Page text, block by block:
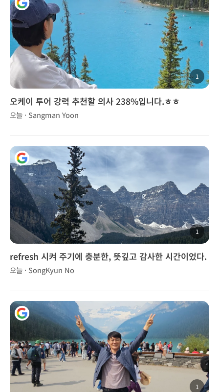
1
오케이 투어 강력 추천할 의사 238%입니다.ㅎㅎ
오늘 · Sangman Yoon
1
refresh 시켜 주기에 충분한, 뜻깊고 감사한 시간이었다.
오늘 · SongKyun No
1